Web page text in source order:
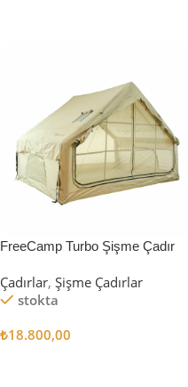
FreeCamp Turbo Şişme Çadır
Çadırlar, Şişme Çadırlar
stokta
₺18.800,00